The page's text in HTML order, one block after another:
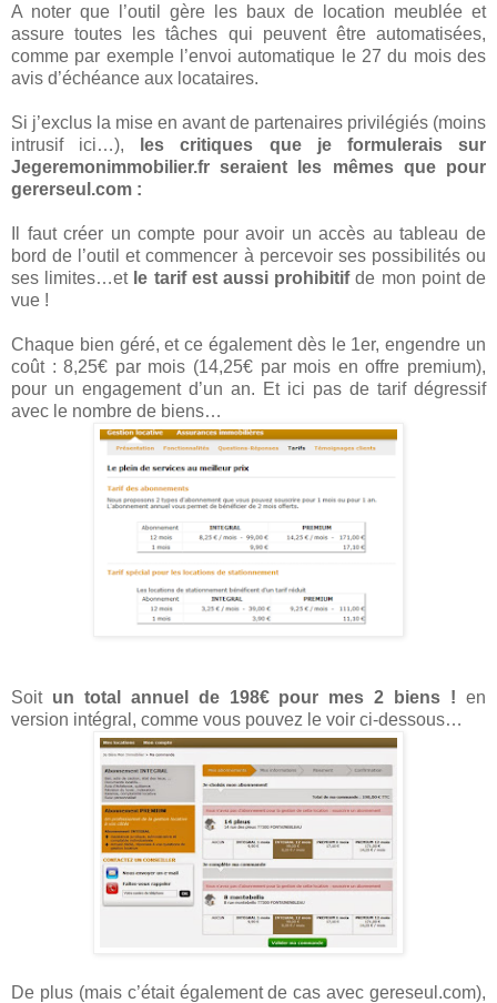
A noter que l’outil gère les baux de location meublée et
assure toutes les tâches qui peuvent être automatisées,
comme par exemple l’envoi automatique le 27 du mois des
avis d’échéance aux locataires.
Si j’exclus la mise en avant de partenaires privilégiés (moins
intrusif ici…),
les critiques que je formulerais sur
Jegeremonimmobilier.fr seraient les mêmes que pour
gererseul.com :
Il faut créer un compte pour avoir un accès au tableau de
bord de l’outil et commencer à percevoir ses possibilités ou
ses limites…et le tarif est aussi prohibitifde mon point de
vue !
Chaque bien géré, et ce également dès le 1er, engendre un
coût : 8,25€ par mois (14,25€ par mois en offre premium),
pour un engagement d’un an. Et ici pas de tarif dégressif
avec le nombre de biens…
Soit un total annuel de 198€ pour mes 2 biens ! en
version intégral, comme vous pouvez le voir ci-dessous…
De plus (mais c’était également de cas avec gereseul.com),